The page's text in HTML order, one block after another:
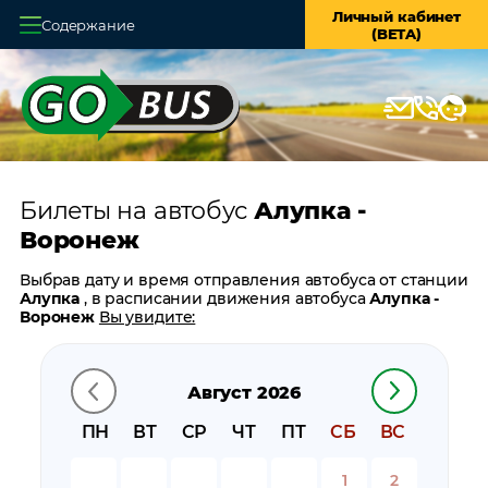
Содержание
Личный кабинет
(BETA)
Главная
О системе
Оплата и доставка
Возврат билетов
Заказ автобуса
Контакты
Билеты на автобусАлупка -
Воронеж
Август 2026
ПН
ВТ СР ЧТ ПТ СБ ВС
1 2
Выбрав дату и время отправления автобуса от станции
Алупка, в расписании движения автобусаАлупка -
Воронеж Вы увидите:
время прибытия
время в пути
цену билета
Алупка